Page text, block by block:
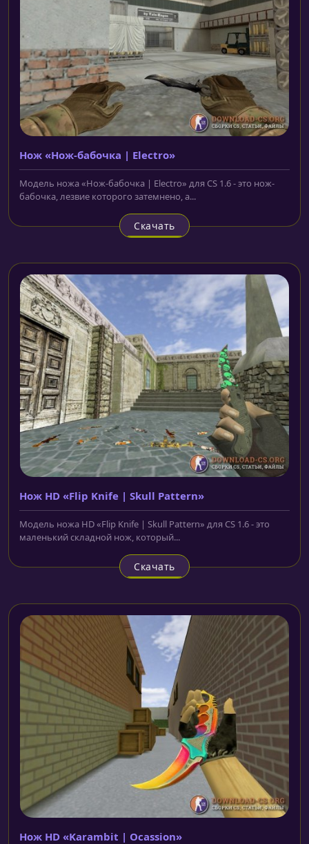
Нож «Нож-бабочка | Electro»
Модель ножа «Нож-бабочка | Electro» для CS 1.6 - это нож-
бабочка, лезвие которого затемнено, а...
Скачать
Нож HD «Flip Knife | Skull Pattern»
Модель ножа HD «Flip Knife | Skull Pattern» для CS 1.6 - это
маленький складной нож, который...
Скачать
Нож HD «Karambit | Ocassion»